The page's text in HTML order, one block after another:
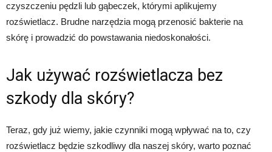
czyszczeniu pędzli lub gąbeczek, którymi aplikujemy
rozświetlacz. Brudne narzędzia mogą przenosić bakterie na
skórę i prowadzić do powstawania niedoskonałości.
Jak używać rozświetlacza bez
szkody dla skóry?
Teraz, gdy już wiemy, jakie czynniki mogą wpływać na to, czy
rozświetlacz będzie szkodliwy dla naszej skóry, warto poznać